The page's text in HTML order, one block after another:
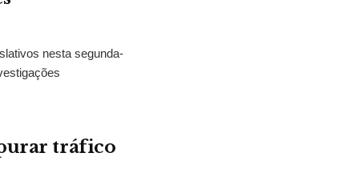
nesta segunda-
tráfico